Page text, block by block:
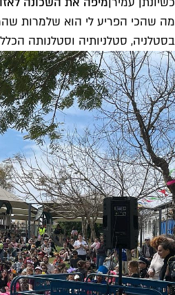
מה שהכי הפריע לי הוא שלמרות
בסטלניה, סטלניותיה וסטלנותה